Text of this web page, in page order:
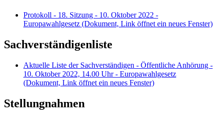
Protokoll - 18. Sitzung - 10. Oktober 2022 -
Europawahlgesetz (Dokument, Link öffnet ein neues Fenster)
Sachverständigenliste
Aktuelle Liste der Sachverständigen - Öffentliche Anhörung -
10. Oktober 2022, 14.00 Uhr - Europawahlgesetz
(Dokument, Link öffnet ein neues Fenster)
Stellungnahmen